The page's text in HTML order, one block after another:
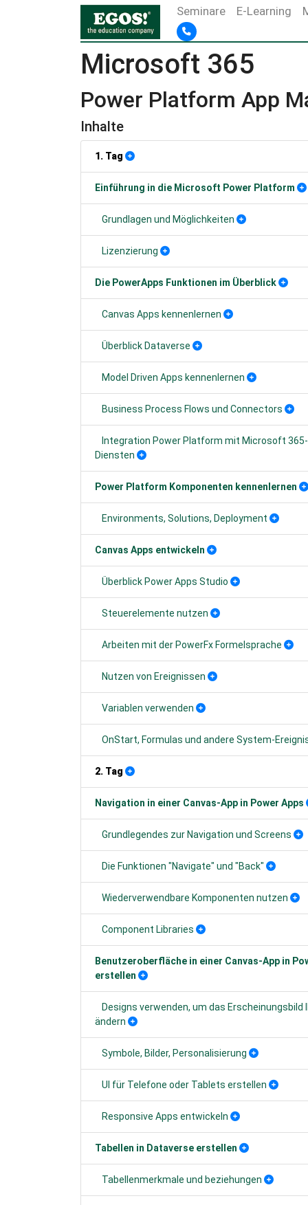
Seminare E-Learning
Microsoft 365
Power Platform App
Inhalte
1. Tag
Einführung in die Microsoft Power Platform
Grundlagen und Möglichkeiten
Lizenzierung
Die PowerApps Funktionen im Überblick
Canvas Apps kennenlernen
Überblick Dataverse
Model Driven Apps kennenlernen
Business Process Flows und Connectors
Integration Power Platform mit Microsoft
Diensten
Power Platform Komponenten kennenlernen
Environments, Solutions, Deployment
Canvas Apps entwickeln
Überblick Power Apps Studio
Steuerelemente nutzen
Arbeiten mit der PowerFx Formelsprache
Nutzen von Ereignissen
Variablen verwenden
OnStart, Formulas und andere System-
2. Tag
Navigation in einer Canvas-App in Power Apps
Grundlegendes zur Navigation und Screens
Die Funktionen "Navigate" und "Back"
Wiederverwendbare Komponenten nutzen
Component Libraries
Benutzeroberfläche in einer Canvas-App in
erstellen
Designs verwenden, um das Erscheinungsbild
ändern
Symbole, Bilder, Personalisierung
UI für Telefone oder Tablets erstellen
Responsive Apps entwickeln
Tabellen in Dataverse erstellen
Tabellenmerkmale und beziehungen